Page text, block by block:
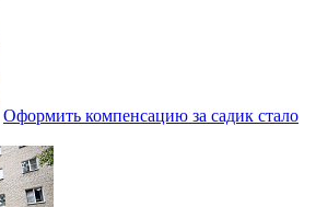
Оформить компенсацию за садик стало